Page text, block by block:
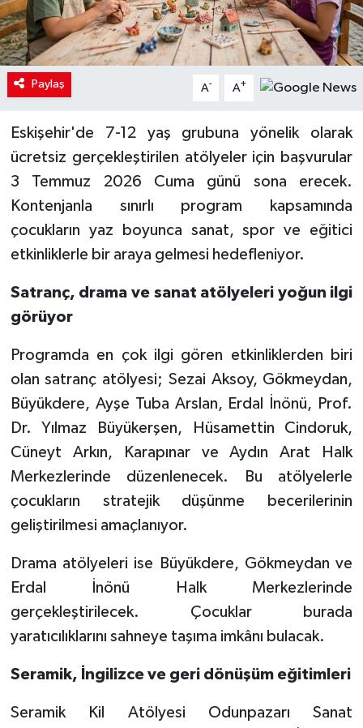
Paylaş A- A+
Eskişehir'de 7-12 yaş grubuna yönelik olarak
ücretsiz gerçekleştirilen atölyeler için başvurular
3 Temmuz 2026 Cuma günü sona erecek.
Kontenjanla sınırlı program kapsamında
çocukların yaz boyunca sanat, spor ve eğitici
etkinliklerle bir araya gelmesi hedefleniyor.
Satranç, drama ve sanat atölyeleri yoğun ilgi
görüyor
Programda en çok ilgi gören etkinliklerden biri
olan satranç atölyesi; Sezai Aksoy, Gökmeydan,
Büyükdere, Ayşe Tuba Arslan, Erdal İnönü, Prof.
Dr. Yılmaz Büyükerşen, Hüsamettin Cindoruk,
Cüneyt Arkın, Karapınar ve Aydın Arat Halk
Merkezlerinde düzenlenecek. Bu atölyelerle
çocukların stratejik düşünme becerilerinin
geliştirilmesi amaçlanıyor.
Drama atölyeleri ise Büyükdere, Gökmeydan ve
Erdal İnönü Halk Merkezlerinde
gerçekleştirilecek. Çocuklar burada
yaratıcılıklarını sahneye taşıma imkânı bulacak.
Seramik, İngilizce ve geri dönüşüm eğitimleri
Seramik Kil Atölyesi Odunpazarı Sanat